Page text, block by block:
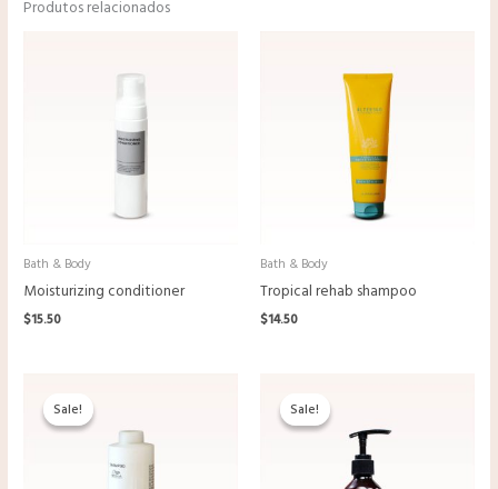
Produtos relacionados
Bath & Body
Moisturizing conditioner
$15.50
Bath & Body
Tropical rehab shampoo
$14.50
Sale!
Sale!
preço
original
era:
$13.90.
Sale!
Sale!
preço
original
era:
$13.90.